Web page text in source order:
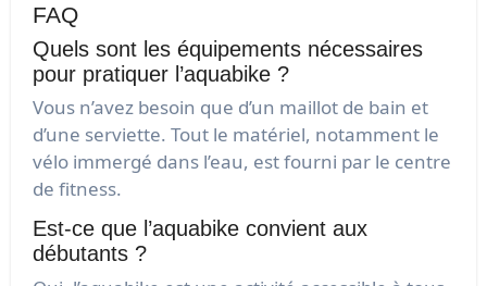
FAQ
Quels sont les équipements nécessaires
pour pratiquer l’aquabike ?
Vous n’avez besoin que d’un maillot de bain et
d’une serviette. Tout le matériel, notamment le
vélo immergé dans l’eau, est fourni par le centre
de fitness.
Est-ce que l’aquabike convient aux
débutants ?